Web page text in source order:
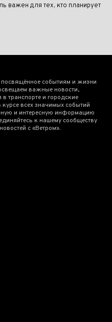
важен для тех, кто планирует
посвящённое событиям и жизни
важные новости,
транспорте и городские
всех значимых событий
и интересную информацию
к нашему сообществу
с «Ветром».